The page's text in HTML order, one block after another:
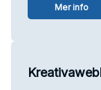
Mer info